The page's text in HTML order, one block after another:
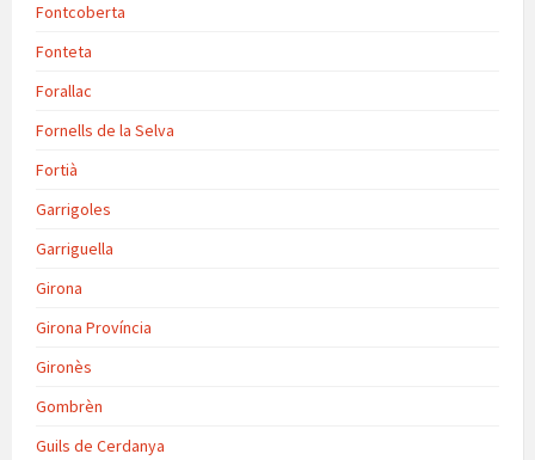
Fontcoberta
Fonteta
Forallac
Fornells de la Selva
Fortià
Garrigoles
Garriguella
Girona
Girona Província
Gironès
Gombrèn
Guils de Cerdanya